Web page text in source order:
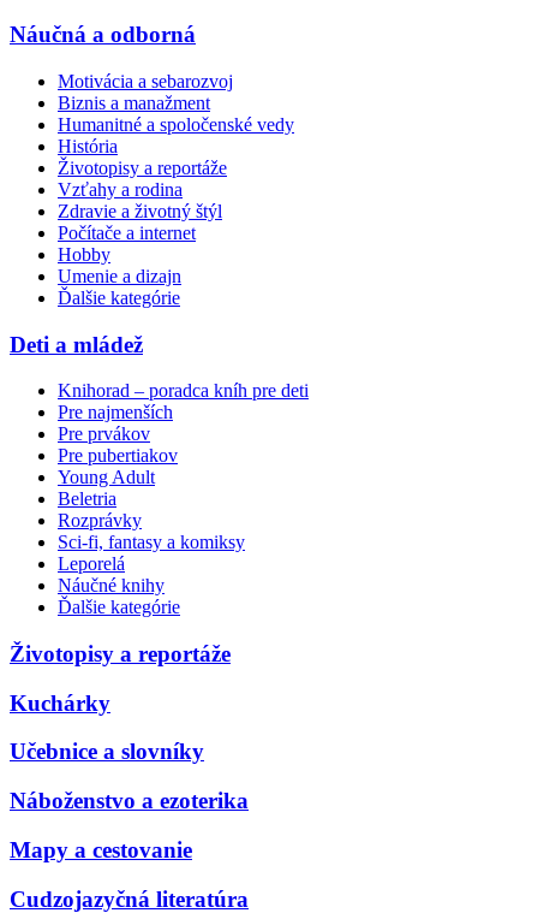
Náučná a odborná
Motivácia a sebarozvoj
Biznis a manažment
Humanitné a spoločenské vedy
História
Životopisy a reportáže
Vzťahy a rodina
Zdravie a životný štýl
Počítače a internet
Hobby
Umenie a dizajn
Ďalšie kategórie
Deti a mládež
Knihorad – poradca kníh pre deti
Pre najmenších
Pre prvákov
Pre pubertiakov
Young Adult
Beletria
Rozprávky
Sci-fi, fantasy a komiksy
Leporelá
Náučné knihy
Ďalšie kategórie
Životopisy a reportáže
Kuchárky
Učebnice a slovníky
Náboženstvo a ezoterika
Mapy a cestovanie
Cudzojazyčná literatúra